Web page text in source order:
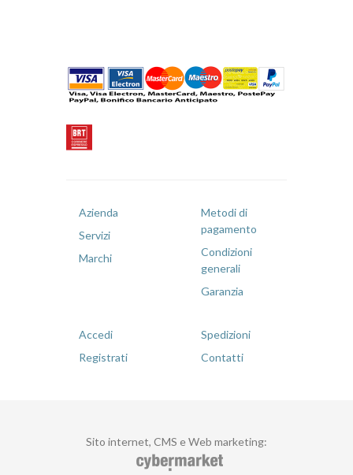
Azienda
Servizi
Marchi
Metodi di
pagamento
Condizioni
generali
Garanzia
Accedi
Registrati
Spedizioni
Contatti
Sito internet, CMS e Web marketing: